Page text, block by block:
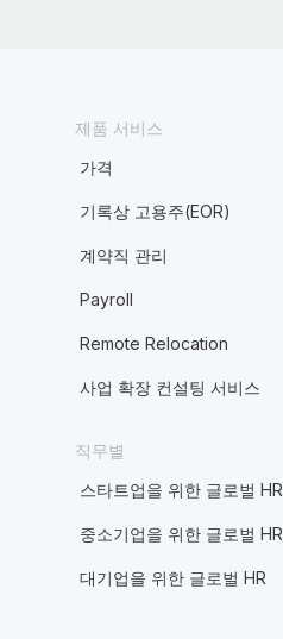
제품 서비스
가격
기록상 고용주(EOR)
계약직 관리
Payroll
Remote Relocation
사업 확장 컨설팅 서비스
직무별
스타트업을 위한 글로벌 HR
중소기업을 위한 글로벌 HR
대기업을 위한 글로벌 HR